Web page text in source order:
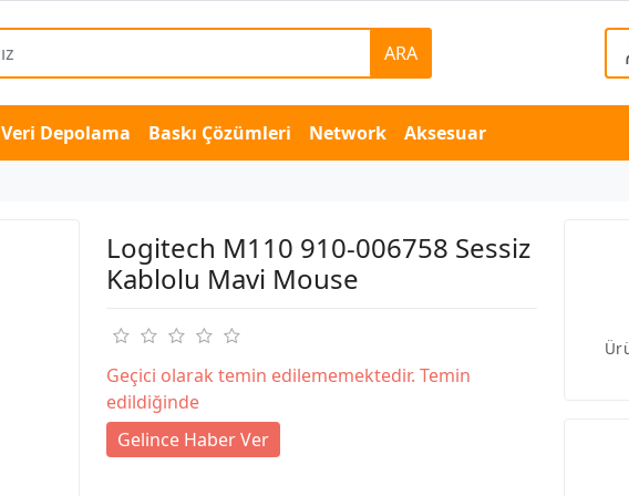
ARA
Veri Depolama Baskı Çözümleri Network Aksesuar
Logitech M110 910-006758 Sessiz
Kablolu Mavi Mouse
Geçici olarak temin edilememektedir. Temin
edildiğinde
Gelince Haber Ver